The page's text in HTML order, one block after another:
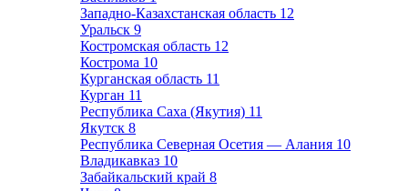
Западно-Казахстанская область 12
Уральск 9
Костромская область 12
Кострома 10
Курганская область 11
Курган 11
Республика Саха (Якутия) 11
Якутск 8
Республика Северная Осетия — Алания 10
Владикавказ 10
Забайкальский край 8